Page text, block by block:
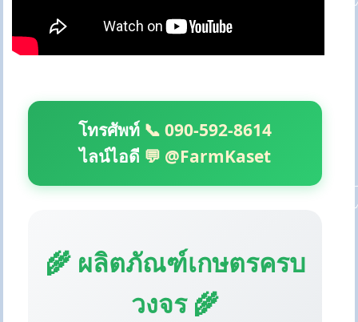
โทรศัพท์ 📞 090-592-8614
ไลน์ไอดี 💬 @FarmKaset
🌾 ผลิตภัณฑ์เกษตรครบ
วงจร 🌾